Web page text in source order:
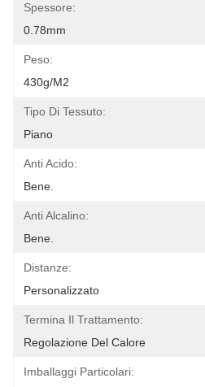
Spessore:
0.78mm
Peso:
430g/m2
Tipo Di Tessuto:
Piano
Anti Acido:
Bene.
Anti Alcalino:
Bene.
Distanze:
Personalizzato
Termina Il Trattamento:
Regolazione Del Calore
Imballaggi Particolari: